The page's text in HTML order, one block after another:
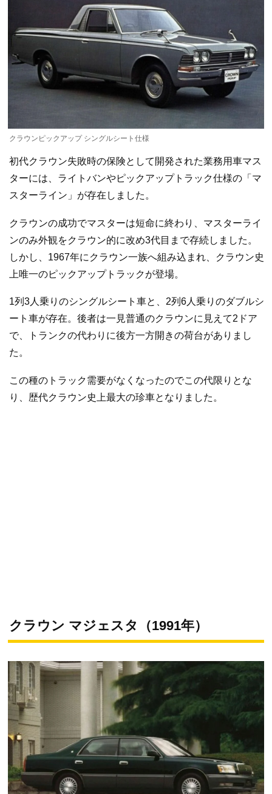
クラウンピックアップ シングルシート仕様
初代クラウン失敗時の保険として開発された業務用車マス
ターには、ライトバンやピックアップトラック仕様の「マ
スターライン」が存在しました。
クラウンの成功でマスターは短命に終わり、マスターライ
ンのみ外観をクラウン的に改め3代目まで存続しました。
しかし、1967年にクラウン一族へ組み込まれ、クラウン史
上唯一のピックアップトラックが登場。
1列3人乗りのシングルシート車と、2列6人乗りのダブルシ
ート車が存在。後者は一見普通のクラウンに見えて2ドア
で、トランクの代わりに後方一方開きの荷台がありまし
た。
この種のトラック需要がなくなったのでこの代限りとな
り、歴代クラウン史上最大の珍車となりました。
クラウン マジェスタ（1991年）